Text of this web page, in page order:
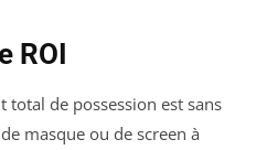
ROI
total de possession est sans
masque ou de screen à